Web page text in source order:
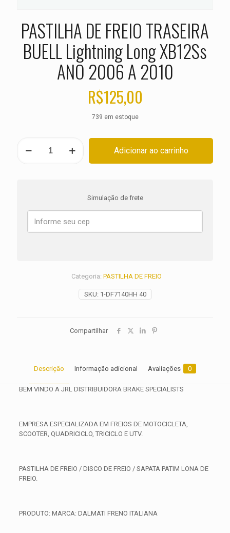
PASTILHA DE FREIO TRASEIRA
BUELL Lightning Long XB12Ss
ANO 2006 A 2010
R$125,00
739 em estoque
XB12Ss
2006
Adicionar ao carrinho
Simulação de frete
SKU: 1-DF7140HH 40
Categoria: PASTILHA DE FREIO
Compartilhar
Descrição Informação adicional Avaliações 0
BEM VINDO A JRL DISTRIBUIDORA BRAKE SPECIALISTS
EMPRESA ESPECIALIZADA EM FREIOS DE MOTOCICLETA,
SCOOTER, QUADRICICLO, TRICICLO E UTV.
PASTILHA DE FREIO / DISCO DE FREIO / SAPATA PATIM LONA DE
FREIO.
PRODUTO: MARCA: DALMATI FRENO ITALIANA